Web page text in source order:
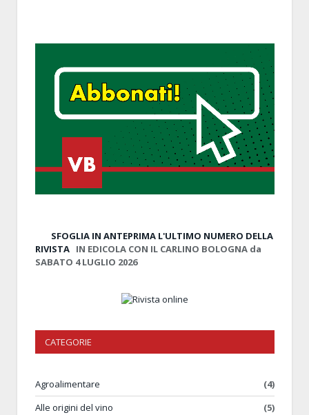
SFOGLIA IN ANTEPRIMA L'ULTIMO NUMERO DELLA
RIVISTA IN EDICOLA CON IL CARLINO BOLOGNA da
SABATO 4 LUGLIO 2026
CATEGORIE
Agroalimentare
(4)
Alle origini del vino
(5)